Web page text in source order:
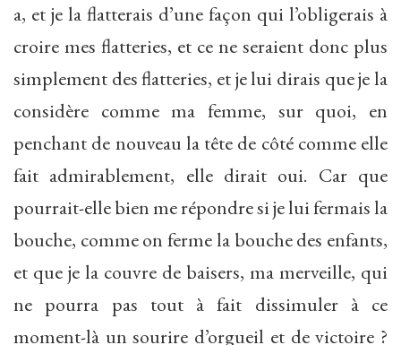
a, et je la flatterais d’une façon qui l’obligerais à
croire mes flatteries, et ce ne seraient donc plus
simplement des flatteries, et je lui dirais que je la
considère comme ma femme, sur quoi, en
penchant de nouveau la tête de côté comme elle
fait admirablement, elle dirait oui. Car que
pourrait-elle bien me répondre si je lui fermais la
bouche, comme on ferme la bouche des enfants,
et que je la couvre de baisers, ma merveille, qui
ne pourra pas tout à fait dissimuler à ce
moment-là un sourire d’orgueil et de victoire ?